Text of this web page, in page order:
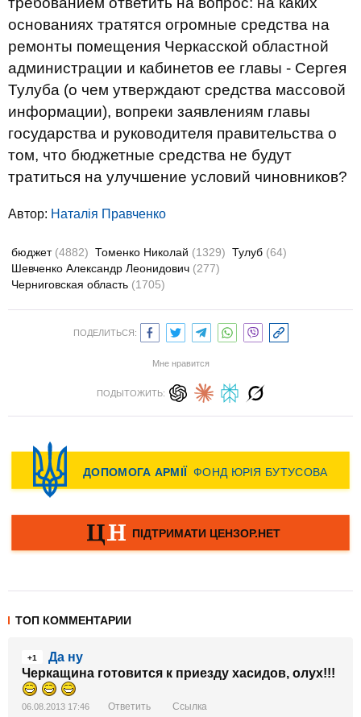
основаниях тратятся огромные средства на
ремонты помещения Черкасской областной
администрации и кабинетов ее главы - Сергея
Тулуба (о чем утверждают средства массовой
информации), вопреки заявлениям главы
государства и руководителя правительства о
том, что бюджетные средства не будут
тратиться на улучшение условий чиновников?
Автор: Наталія Правченко
бюджет (4882) Томенко Николай (1329) Тулуб (64)
Шевченко Александр Леонидович (277)
Черниговская область (1705)
ПОДЕЛИТЬСЯ:
Мне нравится
ПОДЫТОЖИТЬ:
ТОП КОММЕНТАРИИ
+1
Да ну
Черкащина готовится к приезду хасидов, олух!!!
06.08.2013 17:46 Ответить Ссылка